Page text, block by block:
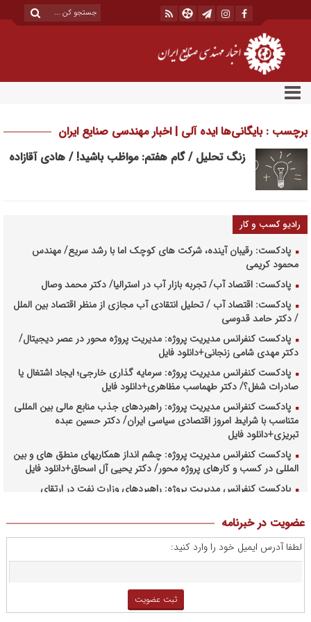
برچسب : بایگانی‌ها ایده آلی | اخبار مهندسی صنایع ایران
زنگ تحلیل / گام هفتم: مواظب باشید! / هادی آقازاده
رادیو کسب و کار
پادکست: رقیبان آینده، شرکت های کوچک اما با رشد سریع/ مهندس
محمود کریمی
پادکست: اقتصاد آب/ تجربه بازار آب در استرالیا/ دکتر محمد وصال
پادکست: اقتصاد آب / تحلیل انتقادی آب مجازی از منظر اقتصاد بین الملل
/ دکتر حامد قدوسی
پادکست کنفرانس مدیریت پروژه: مدیریت پروژه محور در عصر دیجیتال/
دکتر مهدی شامی زنجانی+دانلود فایل
پادکست کنفرانس مدیریت پروژه: سرمایه گذاری خارجی؛ ایجاد اشتغال یا
صادرات شغل؟/ دکتر طهماسب مظاهری+دانلود فایل
پادکست کنفرانس مدیریت پروژه: راهبردهای جذب منابع مالی بین المللی
متناسب با شرایط امروز اقتصادی سیاسی ایران/ دکتر حسین عبده
تبریزی+دانلود فایل
پادکست کنفرانس مدیریت پروژه: چشم انداز همکاریهای منطق های و بین
المللی در کسب و کارهای پروژه محور/ دکتر یحیی آل اسحاق+دانلود فایل
پادکست کنفرانس مدیریت پروژه: راهبردهای وزارت نفت در ارتقای
فایل
پادکست کنفرانس مدیریت پروژه: حکمرانی در کسب و کارهای پروژه
محور/ دکتر محمد صبحیه+دانلود فایل
عضویت در خبرنامه
لطفا آدرس ایمیل خود را وارد کنید: